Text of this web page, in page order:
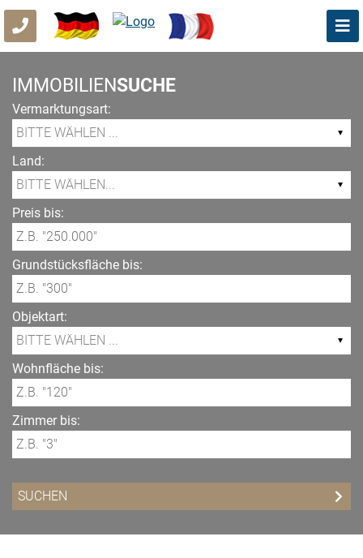
IMMOBILIENSUCHE
Vermarktungsart:
Land:
Preis bis:
Grundstücksfläche bis:
Objektart:
Wohnfläche bis:
Zimmer bis: